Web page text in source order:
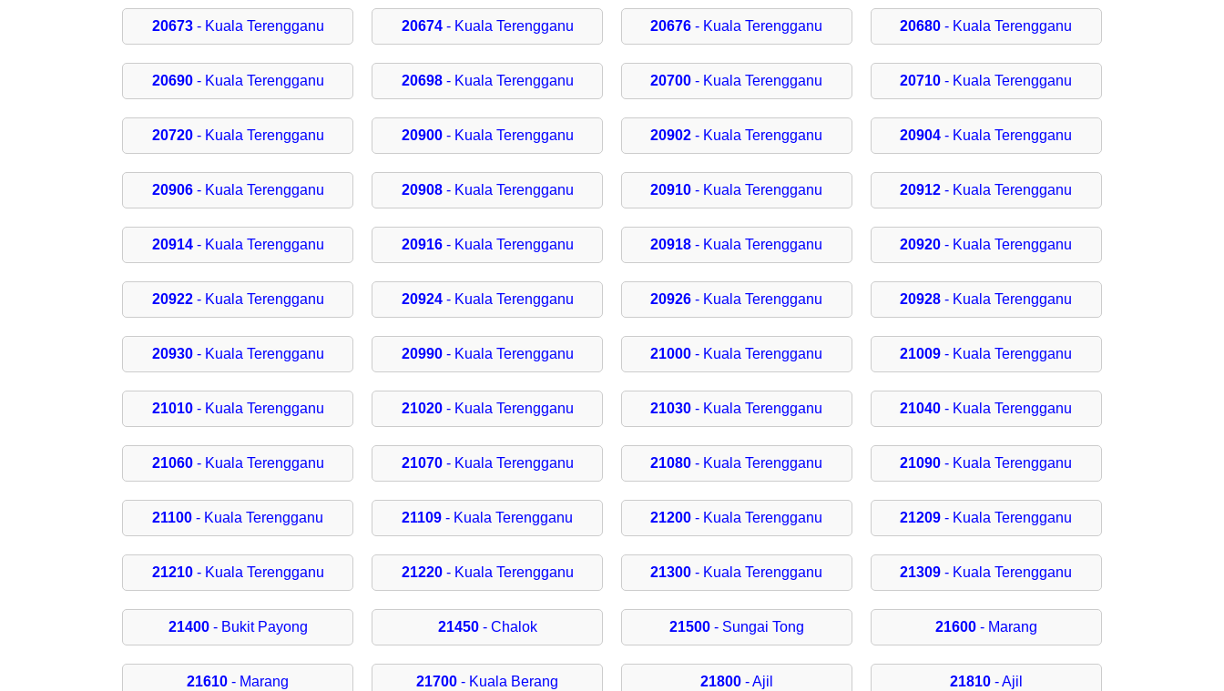
20673- Kuala Terengganu 20674- Kuala Terengganu 20676 - Kuala Terengganu 20680 - Kuala Terengganu
20690- Kuala Terengganu 20698- Kuala Terengganu 20700 - Kuala Terengganu 20710 - Kuala Terengganu
20720- Kuala Terengganu 20900- Kuala Terengganu 20902 - Kuala Terengganu 20904 - Kuala Terengganu
20906- Kuala Terengganu 20908- Kuala Terengganu 20910 - Kuala Terengganu 20912 - Kuala Terengganu
20914- Kuala Terengganu 20916- Kuala Terengganu 20918 - Kuala Terengganu 20920 - Kuala Terengganu
20922- Kuala Terengganu 20924- Kuala Terengganu 20926 - Kuala Terengganu 20928 - Kuala Terengganu
20930- Kuala Terengganu 20990- Kuala Terengganu 21000 - Kuala Terengganu 21009 - Kuala Terengganu
21010- Kuala Terengganu 21020- Kuala Terengganu 21030 - Kuala Terengganu 21040 - Kuala Terengganu
21060- Kuala Terengganu 21070- Kuala Terengganu 21080 - Kuala Terengganu 21090 - Kuala Terengganu
21100 - Kuala Terengganu 21109 - Kuala Terengganu 21200 - Kuala Terengganu 21209 - Kuala Terengganu
21210- Kuala Terengganu 21220- Kuala Terengganu 21300 - Kuala Terengganu 21309 - Kuala Terengganu
21400- Bukit Payong 21450- Chalok 21500- Sungai Tong 21600- Marang
21610 - Marang 21700 - Kuala Berang 21800- Ajil 21810- Ajil